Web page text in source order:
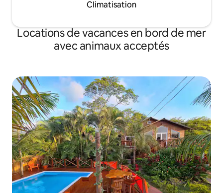
Climatisation
Locations de vacances en bord de mer
avec animaux acceptés